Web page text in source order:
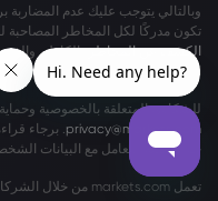
وبالتالي يتوجب عليك عدم
تكون مدركًا لكل المخاطر المصاحبة
الكشف عن المخاطربالكامل،
المشمولة.
للشكاوى المتعلقة بالخصوصية
privacy@markets.com . برجاء
حول كيفية التعامل مع البيانات
تعمل markets.com من خلال الشركات التابعة لها التالية: